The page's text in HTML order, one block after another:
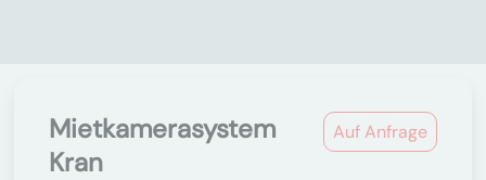
Auf Anfrage
Mietkamerasystem
Kran